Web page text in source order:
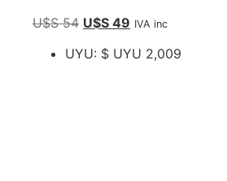
U$S54 U$S 49 IVA inc
UYU: $ UYU 2,009